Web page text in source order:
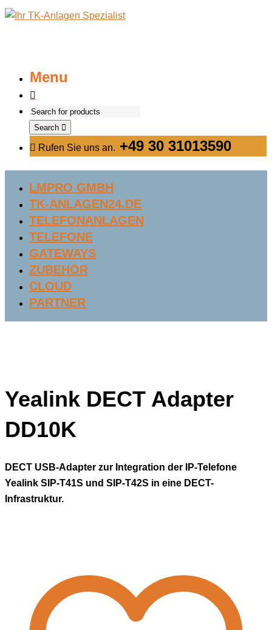
Menu
Search
Rufen Sie uns an. +49 30 31013590
LMPRO GMBH
TK-ANLAGEN24.DE
TELEFONANLAGEN
TELEFONE
GATEWAYS
ZUBEHÖR
CLOUD
PARTNER
Yealink DECT Adapter
DD10K
DECT USB-Adapter zur Integration der IP-Telefone
Yealink SIP-T41S und SIP-T42S in eine DECT-
Infrastruktur.